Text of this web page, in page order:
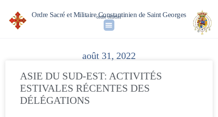
Ordre Sacré et Militaire Constantinien de Saint Georges
ordre officiel
août 31, 2022
ASIE DU SUD-EST: ACTIVITÉS
ESTIVALES RÉCENTES DES
DÉLÉGATIONS